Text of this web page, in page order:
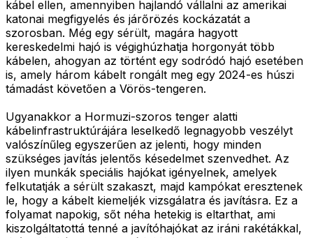
kábel ellen, amennyiben hajlandó vállalni az amerikai
katonai megfigyelés és járőrözés kockázatát a
szorosban. Még egy sérült, magára hagyott
kereskedelmi hajó is végighúzhatja horgonyát több
kábelen, ahogyan az történt egy sodródó hajó esetében
is, amely három kábelt rongált meg egy 2024-es húszi
támadást követően a Vörös-tengeren.
Ugyanakkor a Hormuzi-szoros tenger alatti
kábelinfrastruktúrájára leselkedő legnagyobb veszélyt
valószínűleg egyszerűen az jelenti, hogy minden
szükséges javítás jelentős késedelmet szenvedhet. Az
ilyen munkák speciális hajókat igényelnek, amelyek
felkutatják a sérült szakaszt, majd kampókat eresztenek
le, hogy a kábelt kiemeljék vizsgálatra és javításra. Ez a
folyamat napokig, sőt néha hetekig is eltarthat, ami
kiszolgáltatottá tenné a javítóhajókat az iráni rakétákkal,